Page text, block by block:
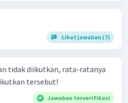
Lihat jawaban (7)
tidak diikutkan, rata-ratanya
tersebut!
Jawaban terverifikasi